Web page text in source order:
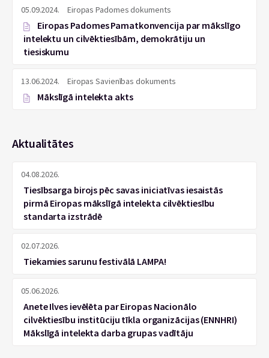
05.09.2024. Eiropas Padomes dokuments
Eiropas Padomes Pamatkonvencija par mākslīgo
intelektu un cilvēktiesībām, demokrātiju un
tiesiskumu
13.06.2024. Eiropas Savienības dokuments
Mākslīgā intelekta akts
Aktualitātes
04.08.2026.
Tiesībsarga birojs pēc savas iniciatīvas iesaistās
pirmā Eiropas mākslīgā intelekta cilvēktiesību
standarta izstrādē
02.07.2026.
Tiekamies sarunu festivālā LAMPA!
05.06.2026.
Anete Ilves ievēlēta par Eiropas Nacionālo
cilvēktiesību institūciju tīkla organizācijas (ENNHRI)
Mākslīgā intelekta darba grupas vadītāju